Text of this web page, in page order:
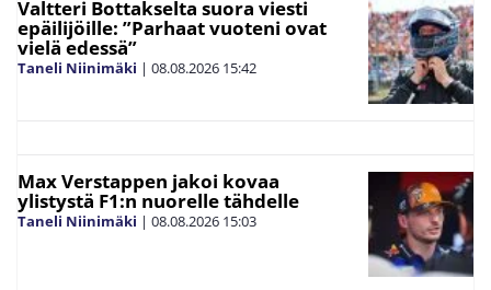
Valtteri Bottakselta suora viesti
epäilijöille: ”Parhaat vuoteni ovat
vielä edessä”
Taneli Niinimäki | 08.08.2026 15:42
Max Verstappen jakoi kovaa
ylistystä F1:n nuorelle tähdelle
Taneli Niinimäki | 08.08.2026 15:03